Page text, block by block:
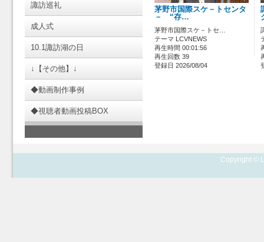
諏訪巡礼
成人式
10.1諏訪湖の日
↓【その他】↓
◆動画制作事例
◆視聴者動画投稿BOX
茅野市国際スケ－トセンタ
－ “存…
茅野市国際スケ－トセ…
テーマ LCVNEWS
再生時間 00:01:56
再生回数 39
登録日 2026/08/04
Copyright ©